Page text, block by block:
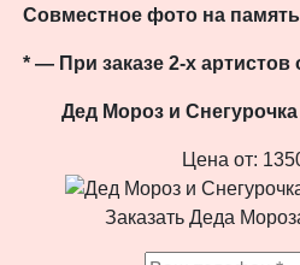
Совместное фото на память
* — При заказе 2-х артистов
Дед Мороз и
Цена от:
Заказать Деда